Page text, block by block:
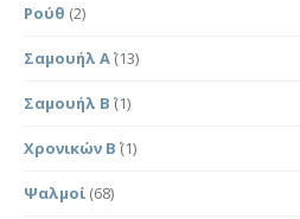
Ρούθ (2)
Σαμουήλ Α΄(13)
Σαμουήλ Β΄ (1)
Χρονικών Β΄ (1)
Ψαλμοί (68)